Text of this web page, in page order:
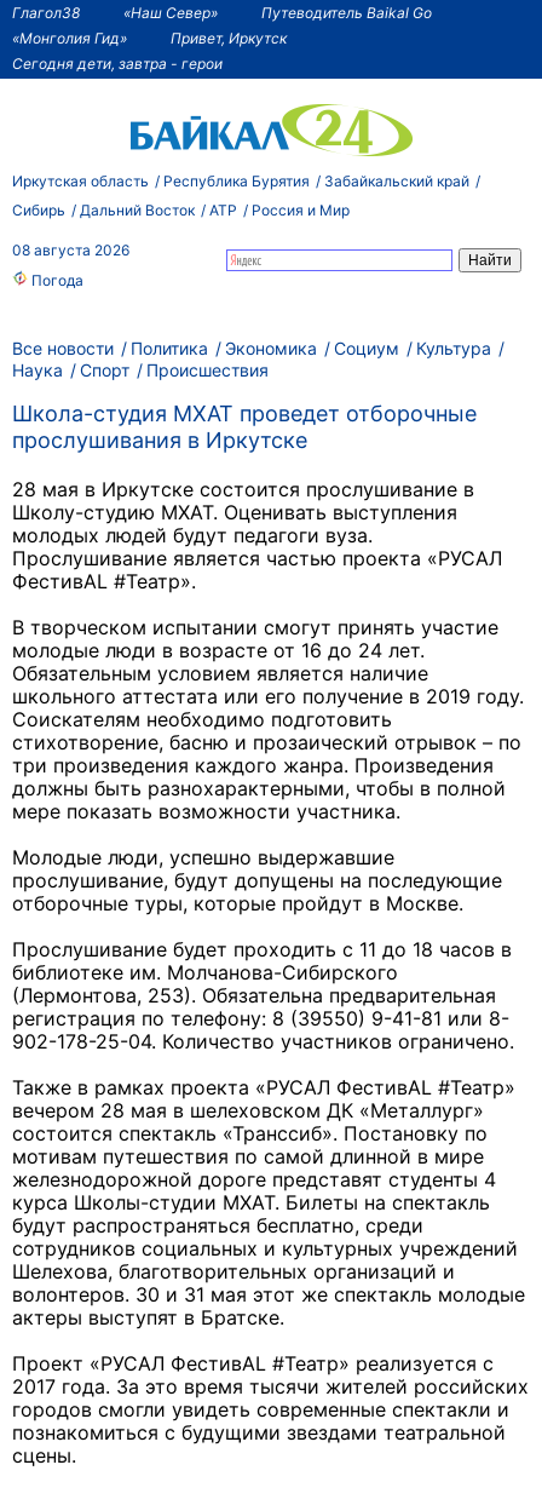
Глагол38 «Наш Север»
Путеводитель Baikal Go
«Монголия Гид»
Привет, Иркутск
Сегодня дети, завтра - герои
Иркутская область Республика Бурятия
Забайкальский край
Сибирь
Дальний Восток АТР Россия и Мир
08 августа 2026
Погода
Все новости Политика Экономика Социум
Культура
Наука
Спорт Происшествия
Школа-студия МХАТ проведет отборочные
прослушивания в Иркутске
28 мая в Иркутске состоится прослушивание в
Школу-студию МХАТ. Оценивать выступления
молодых людей будут педагоги вуза.
Прослушивание является частью проекта «РУСАЛ
ФестивAL #Театр».
В творческом испытании смогут принять участие
молодые люди в возрасте от 16 до 24 лет.
Обязательным условием является наличие
школьного аттестата или его получение в 2019 году.
Соискателям необходимо подготовить
стихотворение, басню и прозаический отрывок – по
три произведения каждого жанра. Произведения
должны быть разнохарактерными, чтобы в полной
мере показать возможности участника.
Молодые люди, успешно выдержавшие
прослушивание, будут допущены на последующие
отборочные туры, которые пройдут в Москве.
Прослушивание будет проходить с 11 до 18 часов в
библиотеке им. Молчанова-Сибирского
(Лермонтова, 253). Обязательна предварительная
регистрация по телефону: 8 (39550) 9-41-81 или 8-
902-178-25-04. Количество участников ограничено.
Также в рамках проекта «РУСАЛ ФестивAL #Театр»
вечером 28 мая в шелеховском ДК «Металлург»
состоится спектакль «Транссиб». Постановку по
мотивам путешествия по самой длинной в мире
железнодорожной дороге представят студенты 4
курса Школы-студии МХАТ. Билеты на спектакль
будут распространяться бесплатно, среди
сотрудников социальных и культурных учреждений
Шелехова, благотворительных организаций и
волонтеров. 30 и 31 мая этот же спектакль молодые
актеры выступят в Братске.
Проект «РУСАЛ ФестивAL #Театр» реализуется с
2017 года. За это время тысячи жителей российских
городов смогли увидеть современные спектакли и
познакомиться с будущими звездами театральной
сцены.